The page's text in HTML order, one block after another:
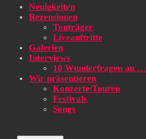
Neuigkeiten
Rezensionen
Tonträger
Liveauftritte
Galerien
Interviews
10 Wunderfragen an …
Wir präsentieren
Konzerte/Touren
Festivals
Songs